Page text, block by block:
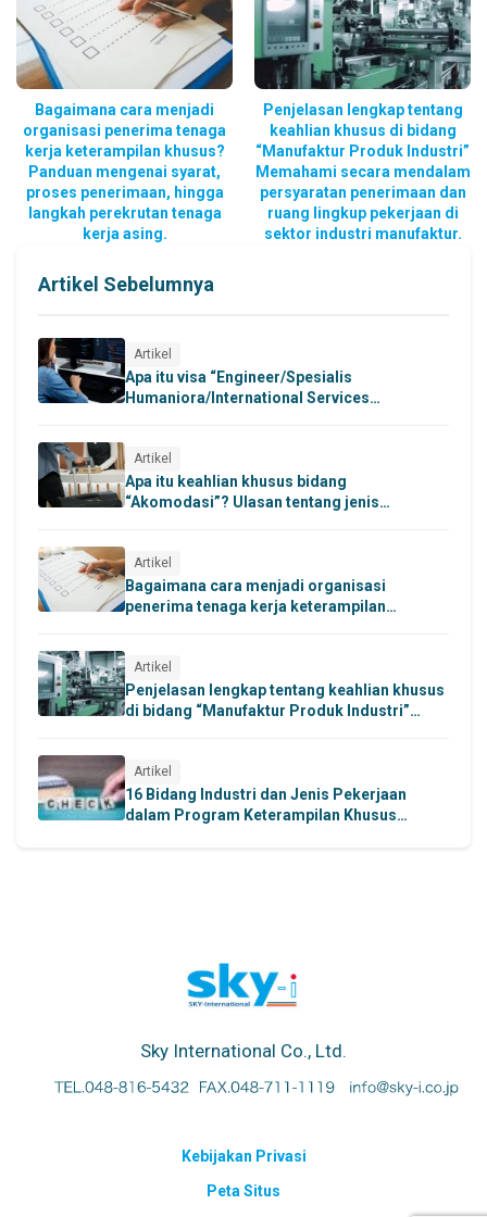
Bagaimana cara menjadi
organisasi penerima tenaga
kerja keterampilan khusus?
Panduan mengenai syarat,
proses penerimaan, hingga
langkah perekrutan tenaga
kerja asing.
Penjelasan lengkap tentang
keahlian khusus di bidang
“Manufaktur Produk Industri”
Memahami secara mendalam
persyaratan penerimaan dan
ruang lingkup pekerjaan di
sektor industri manufaktur.
Artikel Sebelumnya
Artikel
Apa itu visa “Engineer/Spesialis
Humaniora/International Services
Artikel
Apa itu keahlian khusus bidang
“Akomodasi”? Ulasan tentang jenis
(Keterampilan Khusus).
Artikel
Bagaimana cara menjadi organisasi
penerima tenaga kerja keterampilan
tenaga kerja asing.
Artikel
Penjelasan lengkap tentang keahlian khusus
di bidang “Manufaktur Produk Industri”
sektor industri manufaktur.
Artikel
16 Bidang Industri dan Jenis Pekerjaan
dalam Program Keterampilan Khusus
Sky International Co., Ltd.
Kebijakan Privasi
Peta Situs